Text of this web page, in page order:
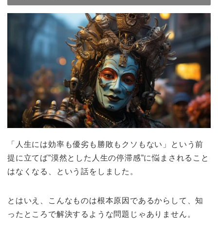
「人生には効率も優劣も勝敗もクソもない」という前
提に立てば”漠然とした人生の停滞感”に悩まされること
はなくなる、という話をしました。
とはいえ、こんなものは根本原因であるからして、知
ったところで解決するような問題じゃありません。